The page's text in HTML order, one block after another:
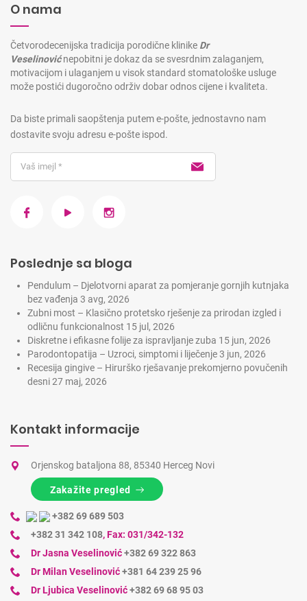
O nama
Četvorodecenijska tradicija porodične klinike Dr
Veselinovićnepobitni je dokaz da se svesrdnim zalaganjem,
motivacijom i ulaganjem u visok standard stomatološke usluge
može postići dugoročno održiv dobar odnos cijene i kvaliteta.
Da biste primali saopštenja putem e-pošte, jednostavno nam
dostavite svoju adresu e-pošte ispod.
Poslednje sa bloga
Pendulum – Djelotvorni aparat za pomjeranje gornjih kutnjaka
bez vađenja 3 avg, 2026
Zubni most – Klasično protetsko rješenje za prirodan izgled i
odličnu funkcionalnost 15 jul, 2026
Diskretne i efikasne folije za ispravljanje zuba 15 jun, 2026
Parodontopatija – Uzroci, simptomi i liječenje3 jun, 2026
Recesija gingive – Hirurško rješavanje prekomjerno povučenih
desni27 maj, 2026
Kontakt informacije
Orjenskog bataljona 88, 85340 Herceg Novi
Zakažite pregled
+382 69 689 503
+382 31 342 108,Fax: 031/342-132
Dr Jasna Veselinović+382 69 322 863
Dr Milan Veselinović+381 64 239 25 96
Dr Ljubica Veselinović+382 69 68 95 03